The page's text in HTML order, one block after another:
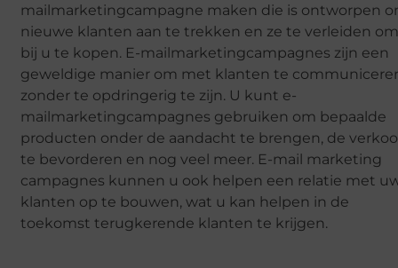
mailmarketingcampagne maken die is ontworpen
nieuwe klanten aan te trekken en ze te verleiden
bij u te kopen. E-mailmarketingcampagnes zijn een
geweldige manier om met klanten te
zonder te opdringerig te zijn. U kunt e-
mailmarketingcampagnes gebruiken om bepaalde
producten onder de aandacht te brengen, de
te bevorderen en nog veel meer. E-mail marketing
campagnes kunnen u ook helpen een relatie met
klanten op te bouwen, wat u kan helpen in de
toekomst terugkerende klanten te krijgen.